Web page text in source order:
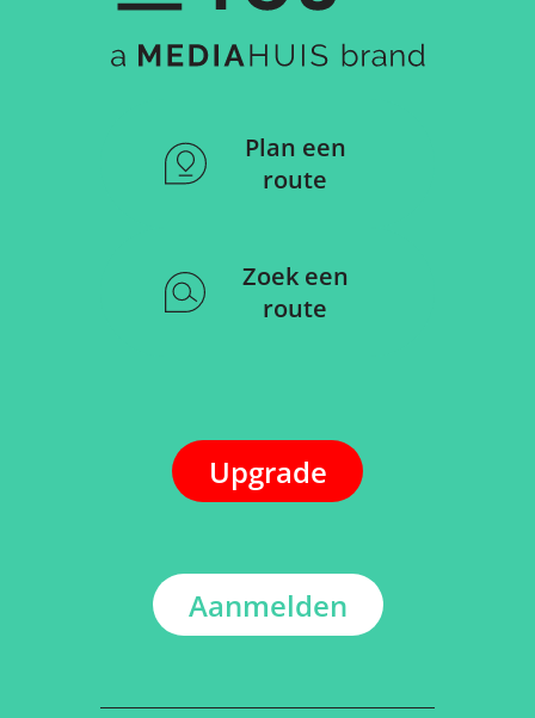
Plan een
route
Zoek een
route
Upgrade
Aanmelden